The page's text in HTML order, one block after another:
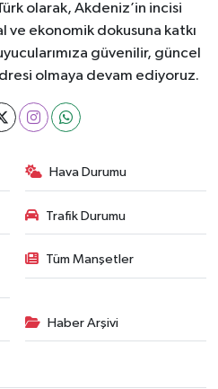
olarak, Akdeniz’in incisi
ve ekonomik dokusuna katkı
güvenilir, güncel
olmaya devam ediyoruz.
Hava Durumu
Trafik Durumu
Tüm Manşetler
Haber Arşivi